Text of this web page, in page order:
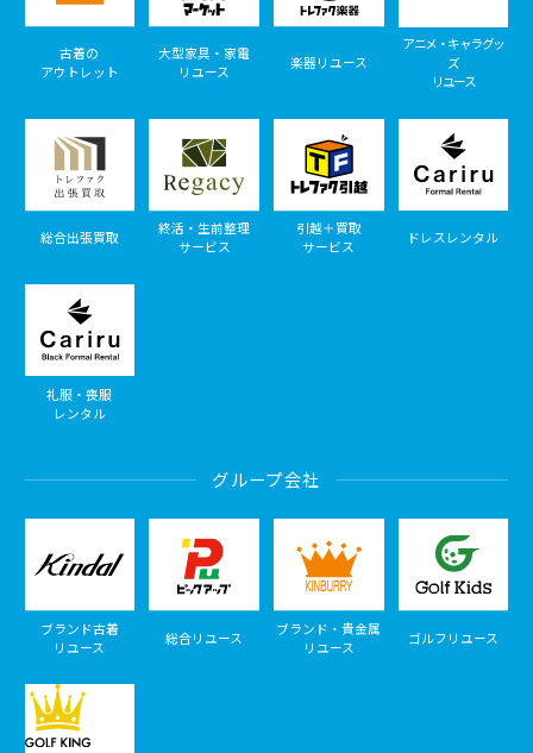
古着の
アウトレット
大型家具・家電
リユース
楽器リユース
アニメ・キャラグッ
ズ
リユース
総合出張買取
終活・生前整理
サービス
引越＋買取
サービス
ドレスレンタル
礼服・喪服
レンタル
グループ会社
ブランド古着
リユース
総合リユース
ブランド・貴金属
リユース
ゴルフリユース